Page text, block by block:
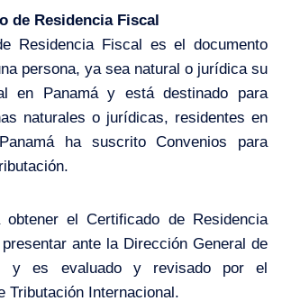
de Residencia Fiscal
Residencia Fiscal es el documento
persona, ya sea natural o jurídica su
en Panamá y está destinado para
naturales o jurídicas, residentes en
ha suscrito Convenios para
el Certificado de Residencia
ante la Dirección General de
y es evaluado y revisado por el
Tributación Internacional.